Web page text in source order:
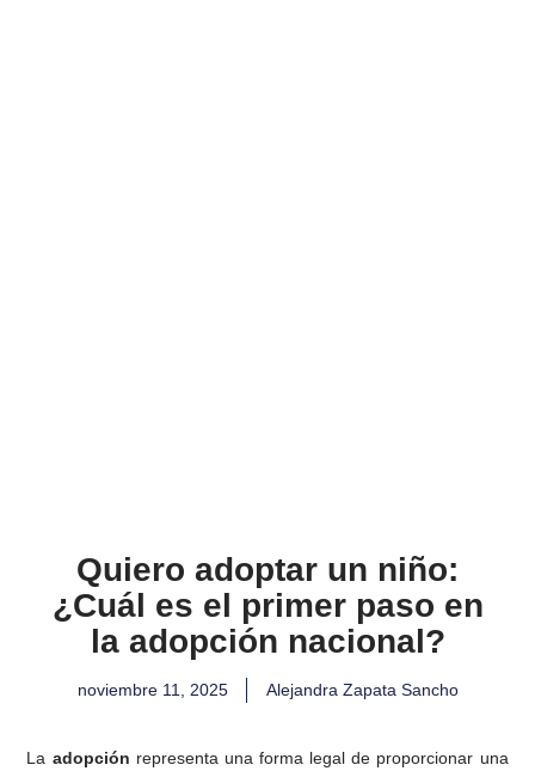
Quiero adoptar un niño:
¿Cuál es el primer paso en
la adopción nacional?
noviembre 11, 2025 Alejandra Zapata Sancho
La adopción representa una forma legal de proporcionar una